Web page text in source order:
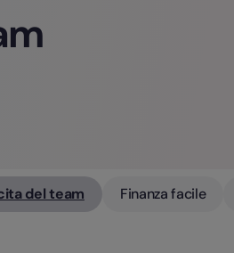
del team Finanza facile